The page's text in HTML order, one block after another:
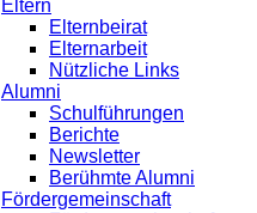
Eltern
Elternbeirat
Elternarbeit
Nützliche Links
Alumni
Schulführungen
Berichte
Newsletter
Berühmte Alumni
Förder­gemeinschaft